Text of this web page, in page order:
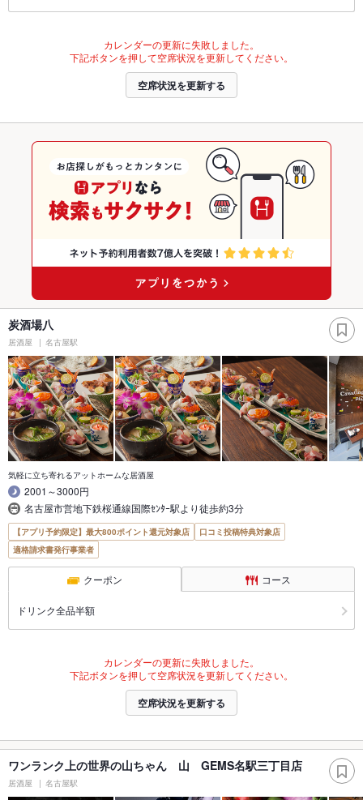
カレンダーの更新に失敗しました。
下記ボタンを押して空席状況を更新してください。
空席状況を更新する
炭酒場八
居酒屋 名古屋駅
気軽に立ち寄れるアットホームな居酒屋
2001～3000円
名古屋市営地下鉄桜通線国際ｾﾝﾀｰ駅より徒歩約3分
【アプリ予約限定】最大800ポイント還元対象店
口コミ投稿特典対象店
適格請求書発行事業者
クーポン コース
ドリンク全品半額
カレンダーの更新に失敗しました。
下記ボタンを押して空席状況を更新してください。
空席状況を更新する
ワンランク上の世界の山ちゃん 山 GEMS名駅三丁目店
居酒屋 名古屋駅